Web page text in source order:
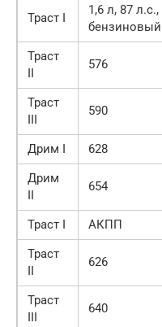
Траст I
1,6 л, 87 л.с.,
бензиновый
Траст
II
576
Траст
III
590
Дрим I
628
Дрим
II
654
Траст I АКПП
Траст
II
626
Траст
III
640